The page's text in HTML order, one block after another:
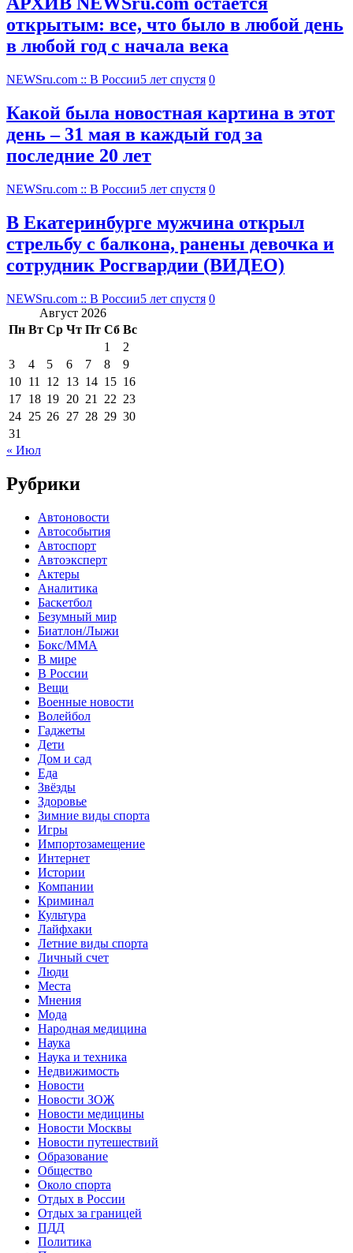
открытым: все, что было в любой день
в любой год с начала века
NEWSru.com :: В России5 лет спустя 0
Какой была новостная картина в этот
день – 31 мая в каждый год за
последние 20 лет
NEWSru.com :: В России5 лет спустя 0
В Екатеринбурге мужчина открыл
стрельбу с балкона, ранены девочка и
сотрудник Росгвардии (ВИДЕО)
NEWSru.com :: В России5 лет спустя 0
Август 2026
Пн Вт Ср Чт Пт Сб Вс
1
2
3
4 5 6 7 8
9
10 11 12 13 14 15 16
17 18 19 20 21 22 23
24 25 26 27 28 29 30
31
« Июл
Рубрики
Автоновости
Автособытия
Автоспорт
Автоэксперт
Актеры
Аналитика
Баскетбол
Безумный мир
Биатлон/Лыжи
Бокс/MMA
В мире
В России
Вещи
Военные новости
Волейбол
Гаджеты
Дети
Дом и сад
Еда
Звёзды
Здоровье
Зимние виды спорта
Игры
Импортозамещение
Интернет
Истории
Компании
Криминал
Культура
Лайфхаки
Летние виды спорта
Личный счет
Люди
Места
Мнения
Мода
Народная медицина
Наука
Наука и техника
Недвижимость
Новости
Новости ЗОЖ
Новости медицины
Новости Москвы
Новости путешествий
Образование
Общество
Около спорта
Отдых в России
Отдых за границей
ПДД
Политика